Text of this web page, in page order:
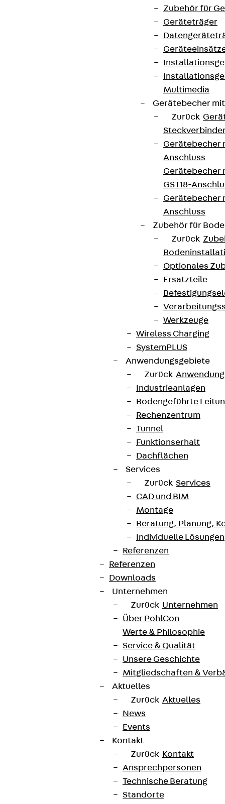
Zubehör für
Geräteträger
Multimedia
Gerätebecher
Zurück
Gerätebecher
Anschluss
Gerätebecher
GST18-
Gerätebecher
Anschluss
Zubehör für
Zurück
Optionales
Ersatzteile
Werkzeuge
Wireless Charging
SystemPLUS
Anwendungsgebiete
Zurück
Industrieanlagen
Bodengeführte
Rechenzentrum
Tunnel
Funktionserhalt
Dachflächen
Services
Zurück Services
CAD und BIM
Montage
Beratung, Planung,
Individuelle Lösungen
Referenzen
Referenzen
Downloads
Unternehmen
Zurück Unternehmen
Über PohlCon
Werte & Philosophie
Service & Qualität
Unsere Geschichte
Mitgliedschaften &
Aktuelles
Zurück Aktuelles
News
Events
Kontakt
Zurück Kontakt
Ansprechpersonen
Technische Beratung
Standorte